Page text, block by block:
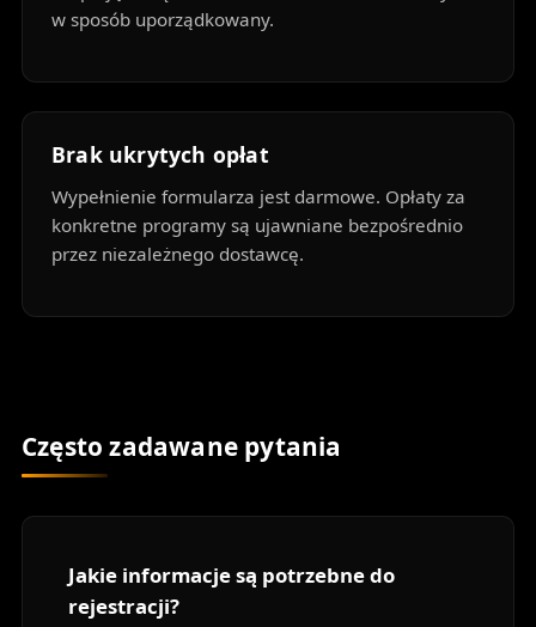
w sposób uporządkowany.
Brak ukrytych opłat
Wypełnienie formularza jest darmowe. Opłaty za
konkretne programy są ujawniane bezpośrednio
przez niezależnego dostawcę.
Często zadawane pytania
Jakie informacje są potrzebne do
rejestracji?